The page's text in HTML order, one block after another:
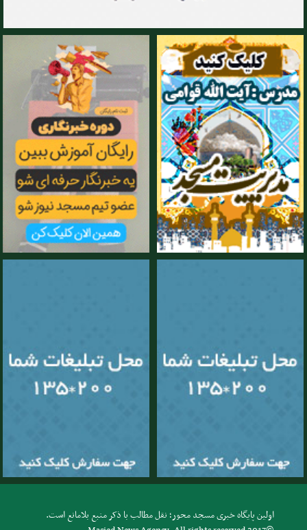
اولین پایگاه خبری مسجد محور؛ نقل مطالب با ذکر منبع بلامانع است.